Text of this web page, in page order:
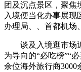
团及沉点景区，聚焦
入境便当化办事展现
办理局、、首都机场
谈及入境逛市场近
为导向的“必吃榜”“
余位海外旅行商